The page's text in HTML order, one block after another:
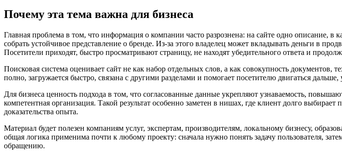
Почему эта тема важна для бизнеса
Главная проблема в том, что информация о компании часто разрознена: на сайте одно описание, в
собрать устойчивое представление о бренде. Из-за этого владелец может вкладывать деньги в
Посетители приходят, быстро просматривают страницу, не находят убедительного ответа и
Поисковая система оценивает сайт не как набор отдельных слов, а как совокупность документов,
полно, загружается быстро, связана с другими разделами и помогает посетителю двигаться
Для бизнеса ценность подхода в том, что согласованные данные укрепляют узнаваемость,
компетентная организация. Такой результат особенно заметен в нишах, где клиент долго
доказательства опыта.
Материал будет полезен компаниям услуг, экспертам, производителям, локальному бизнесу,
общая логика применима почти к любому проекту: сначала нужно понять задачу пользователя,
обращению.